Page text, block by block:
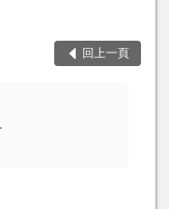
回上一頁